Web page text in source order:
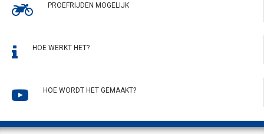
PROEFRIJDEN MOGELIJK
HOE WERKT HET?
HOE WORDT HET GEMAAKT?